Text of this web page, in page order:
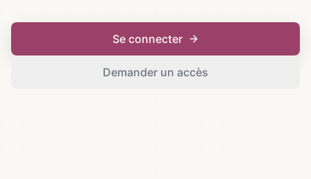
Se connecter
Demander un accès